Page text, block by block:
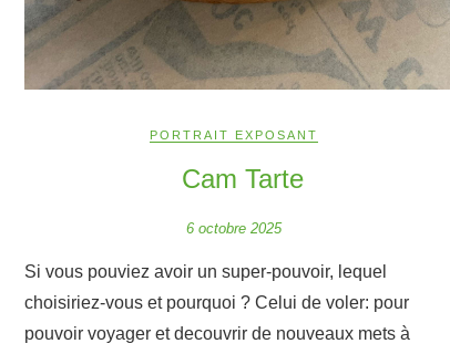
PORTRAIT EXPOSANT
Cam Tarte
6 octobre 2025
Si vous pouviez avoir un super-pouvoir, lequel
choisiriez-vous et pourquoi ? Celui de voler: pour
pouvoir voyager et decouvrir de nouveaux mets à